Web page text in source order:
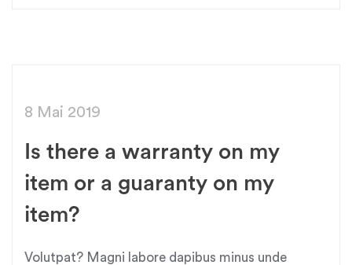
8 Mai 2019
Is there a warranty on my
item or a guaranty on my
item?
Volutpat? Magni labore dapibus minus unde